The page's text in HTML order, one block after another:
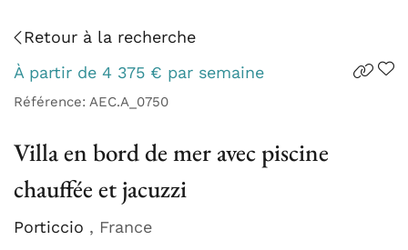
Retour à la recherche
À partir de 4 375 € par semaine
Référence: AEC.A_0750
Villa en bord de mer avec piscine
chauffée et jacuzzi
Porticcio , France